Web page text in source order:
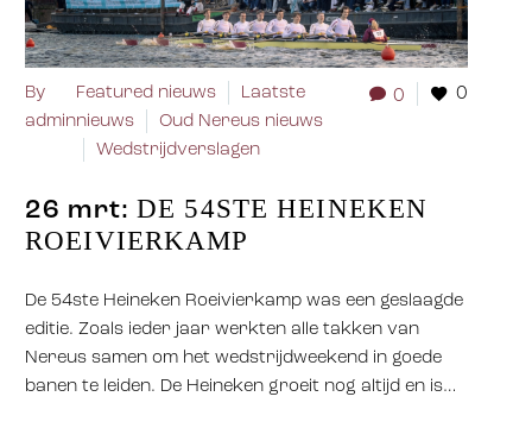
0 0
By
admin
Featured nieuws
Laatste
nieuws
Oud Nereus nieuws
Wedstrijdverslagen
26 mrt: DE 54STE HEINEKEN
ROEIVIERKAMP
De 54ste Heineken Roeivierkamp was een geslaagde
editie. Zoals ieder jaar werkten alle takken van
Nereus samen om het wedstrijdweekend in goede
banen te leiden. De Heineken groeit nog altijd en is…